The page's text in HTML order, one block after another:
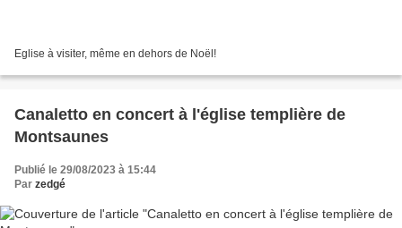
Eglise à visiter, même en dehors de Noël!
Canaletto en concert à l'église templière de
Montsaunes
Publié le 29/08/2023 à 15:44
Par zedgé